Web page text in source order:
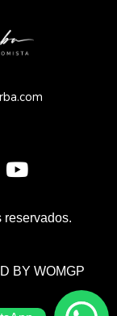
BY WOMGP